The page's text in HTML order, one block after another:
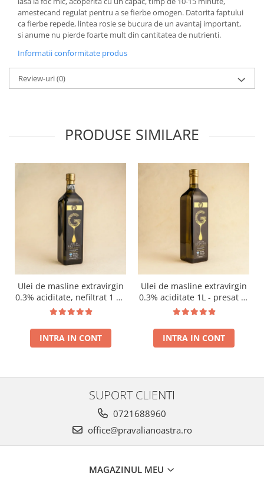
amestecand regulat pentru a se fierbe omogen. Datorita faptului
ca fierbe repede, lintea rosie se bucura de un avantaj important,
si anume nu pierde foarte mult din cantitatea de nutrienti.
Informatii conformitate produs
Review-uri(0)
PRODUSE SIMILARE
Ulei de masline extravirgin
0.3% aciditate, nefiltrat 1 L -
presat la rece RECOLTA
INTRA IN CONT
Ulei de masline extravirgin
0.3% aciditate 1L - presat la
rece RECOLTA NOUA
INTRA IN CONT
SUPORT CLIENTI
0721688960
office@pravalianoastra.ro
MAGAZINUL MEU